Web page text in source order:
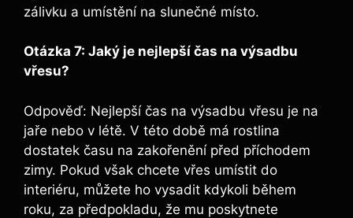
zálivku a umístění na slunečné místo.
Otázka 7: Jaký je nejlepší čas na výsadbu
vřesu?
Odpověď: Nejlepší čas na výsadbu vřesu je na
jaře nebo v létě. V této době má rostlina
dostatek času na zakořenění před příchodem
zimy. Pokud však chcete vřes umístit do
interiéru, můžete ho vysadit kdykoli během
roku, za předpokladu, že mu poskytnete